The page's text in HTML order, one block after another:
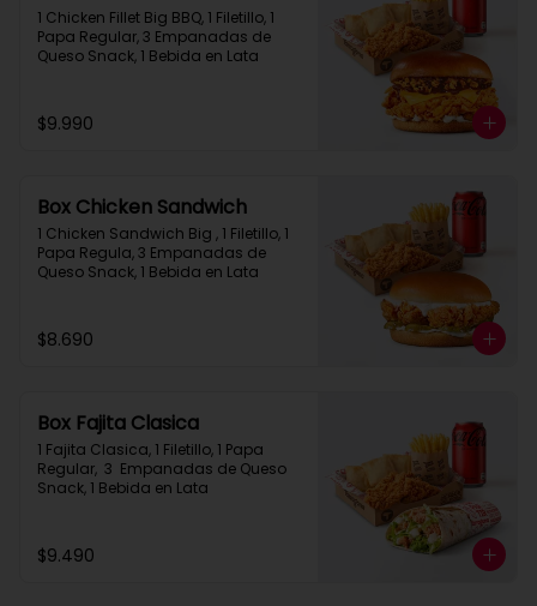
1 Chicken Fillet Big BBQ, 1 Filetillo, 1
Papa Regular, 3 Empanadas de
Queso Snack, 1 Bebida en Lata
$9.990
Box Chicken Sandwich
1 Chicken Sandwich Big , 1 Filetillo, 1
Papa Regula, 3 Empanadas de
Queso Snack, 1 Bebida en Lata
$8.690
Box Fajita Clasica
1 Fajita Clasica, 1 Filetillo, 1 Papa
Regular,  3  Empanadas de Queso
Snack, 1 Bebida en Lata
$9.490